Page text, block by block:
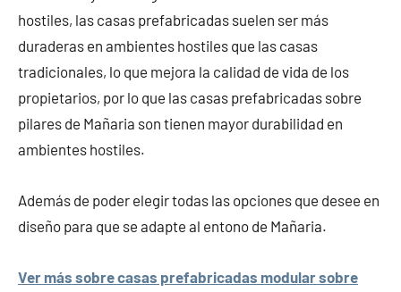
hostiles, las casas prefabricadas suelen ser más
duraderas en ambientes hostiles que las casas
tradicionales, lo que mejora la calidad de vida de los
propietarios, por lo que las casas prefabricadas sobre
pilares de Mañaria son tienen mayor durabilidad en
ambientes hostiles.
Además de poder elegir todas las opciones que desee en
diseño para que se adapte al entono de Mañaria.
Ver más sobre casas prefabricadas modular sobre